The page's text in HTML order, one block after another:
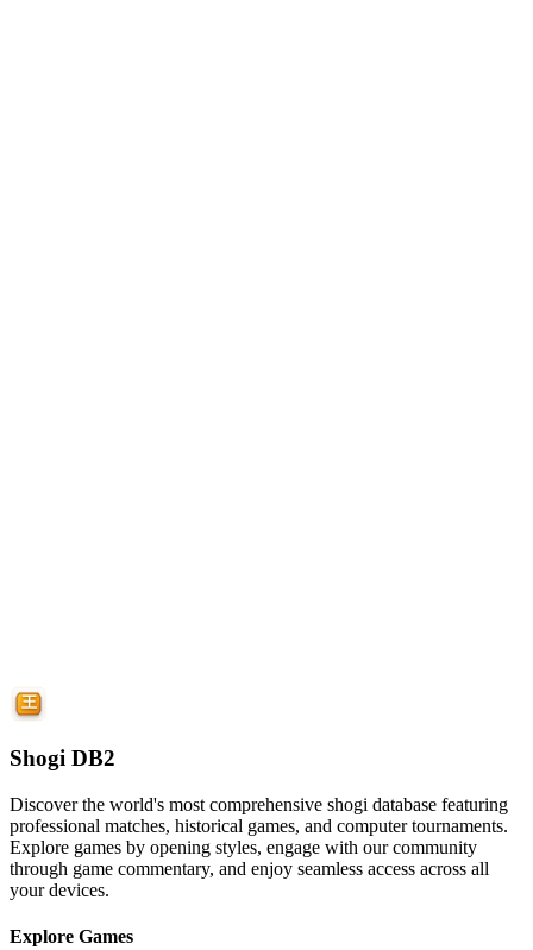
Shogi DB2
Discover the world's most comprehensive shogi database featuring
professional matches, historical games, and computer tournaments.
Explore games by opening styles, engage with our community
through game commentary, and enjoy seamless access across all
your devices.
Explore Games